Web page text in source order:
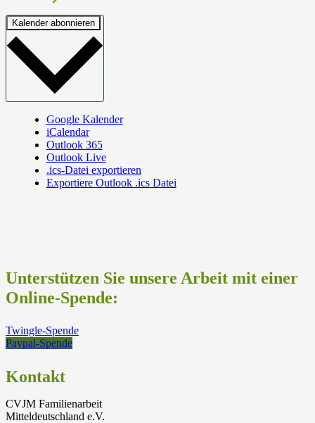
Kalender abonnieren
Google Kalender
iCalendar
Outlook 365
Outlook Live
.ics-Datei exportieren
Exportiere Outlook .ics Datei
Unterstützen Sie unsere Arbeit mit einer
Online-Spende:
Twingle-Spende
Paypal-Spende
Kontakt
CVJM Familienarbeit
Mitteldeutschland e.V.